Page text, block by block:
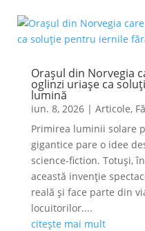
Orașul din Norvegia
oglinzi uriașe ca
lumină
iun. 8, 2026| Articole,
Primirea luminii solare
gigantice pare o idee
science-fiction. Totuși,
această invenție
reală și face parte din
locuitorilor....
citește mai mult